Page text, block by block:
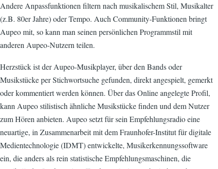
Andere Anpassfunktionen filtern nach musikalischem Stil, Musikalter
(z.B. 80er Jahre) oder Tempo. Auch Community-Funktionen bringt
Aupeo mit, so kann man seinen persönlichen Programmstil mit
anderen Aupeo-Nutzern teilen.
Herzstück ist der Aupeo-Musikplayer, über den Bands oder
Musikstücke per Stichwortsuche gefunden, direkt angespielt, gemerkt
oder kommentiert werden können. Über das Online angelegte Profil,
kann Aupeo stilistisch ähnliche Musikstücke finden und dem Nutzer
zum Hören anbieten. Aupeo setzt für sein Empfehlungsradio eine
neuartige, in Zusammenarbeit mit dem Fraunhofer-Institut für digitale
Medientechnologie (IDMT) entwickelte, Musikerkennungssoftware
ein, die anders als rein statistische Empfehlungsmaschinen, die